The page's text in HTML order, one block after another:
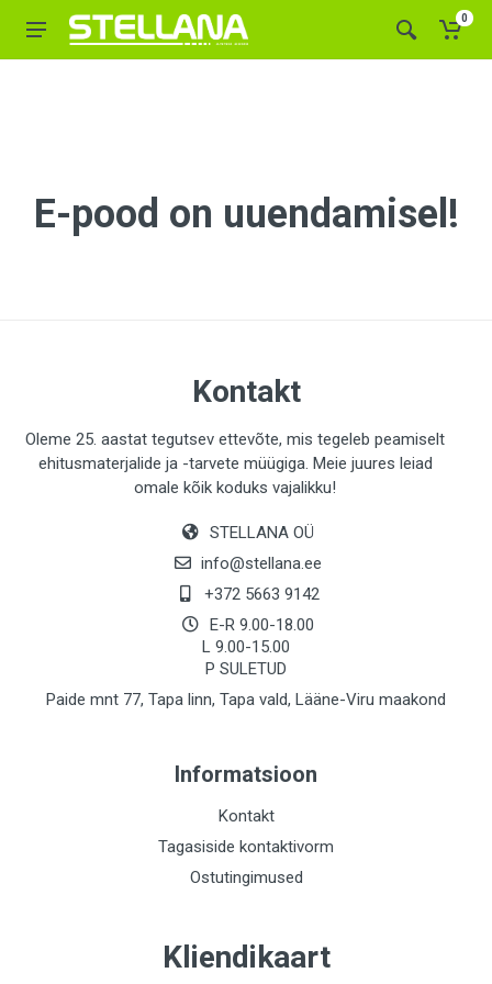
0
E-pood on uuendamisel!
Kontakt
Oleme 25. aastat tegutsev ettevõte, mis tegeleb peamiselt
ehitusmaterjalide ja -tarvete müügiga. Meie juures leiad
omale kõik koduks vajalikku!
STELLANA OÜ
info@stellana.ee
+372 5663 9142
E-R 9.00-18.00
L 9.00-15.00
P SULETUD
Paide mnt 77, Tapa linn, Tapa vald, Lääne-Viru maakond
Informatsioon
Kontakt
Tagasiside kontaktivorm
Ostutingimused
Kliendikaart